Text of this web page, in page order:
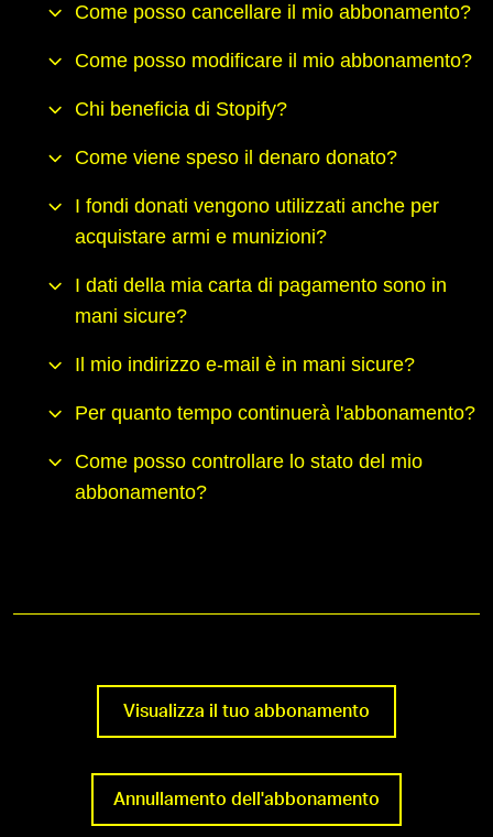
Come posso cancellare il mio abbonamento?
Come posso modificare il mio abbonamento?
Chi beneficia di Stopify?
Come viene speso il denaro donato?
I fondi donati vengono utilizzati anche per
acquistare armi e munizioni?
I dati della mia carta di pagamento sono in
mani sicure?
Il mio indirizzo e-mail è in mani sicure?
Per quanto tempo continuerà l'abbonamento?
Come posso controllare lo stato del mio
abbonamento?
Visualizza il tuo abbonamento
Annullamento dell'abbonamento